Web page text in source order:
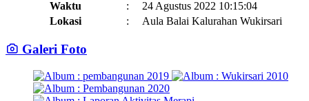
Waktu
:
24 Agustus 2022 10:15:04
Lokasi
:
Aula Balai Kalurahan Wukirsari
Jadwal dan Agenda Sisir Adminduk Kalurahan Wukirsari
Waktu
:
03 Februari 2023 08:44:13
Lokasi
:
Galeri Foto